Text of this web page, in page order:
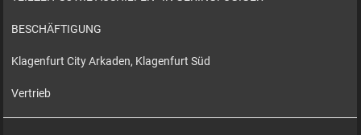
BESCHÄFTIGUNG
Klagenfurt City Arkaden, Klagenfurt Süd
Vertrieb